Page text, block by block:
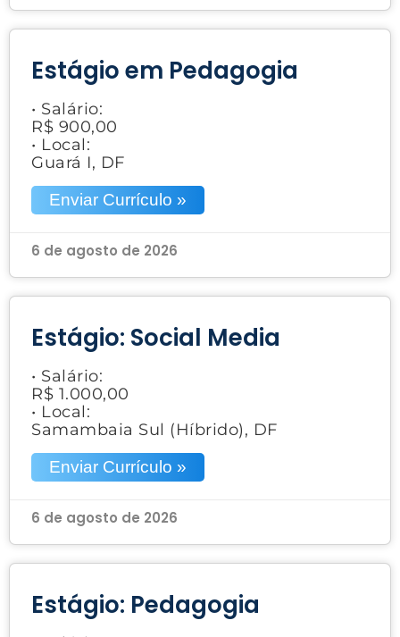
Estágio em Pedagogia
• Salário:
R$ 900,00
• Local:
Guará I, DF
Enviar Currículo »
6 de agosto de 2026
Estágio: Social Media
• Salário:
R$ 1.000,00
• Local:
Samambaia Sul (Híbrido), DF
Enviar Currículo »
6 de agosto de 2026
Estágio: Pedagogia